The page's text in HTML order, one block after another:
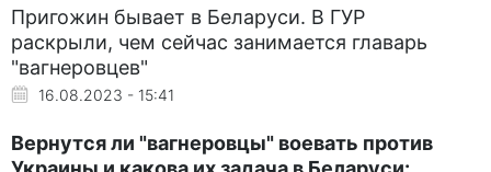
Пригожин бывает в Беларуси. В ГУР
раскрыли, чем сейчас занимается главарь
"вагнеровцев"
16.08.2023 - 15:41
Вернутся ли "вагнеровцы" воевать против